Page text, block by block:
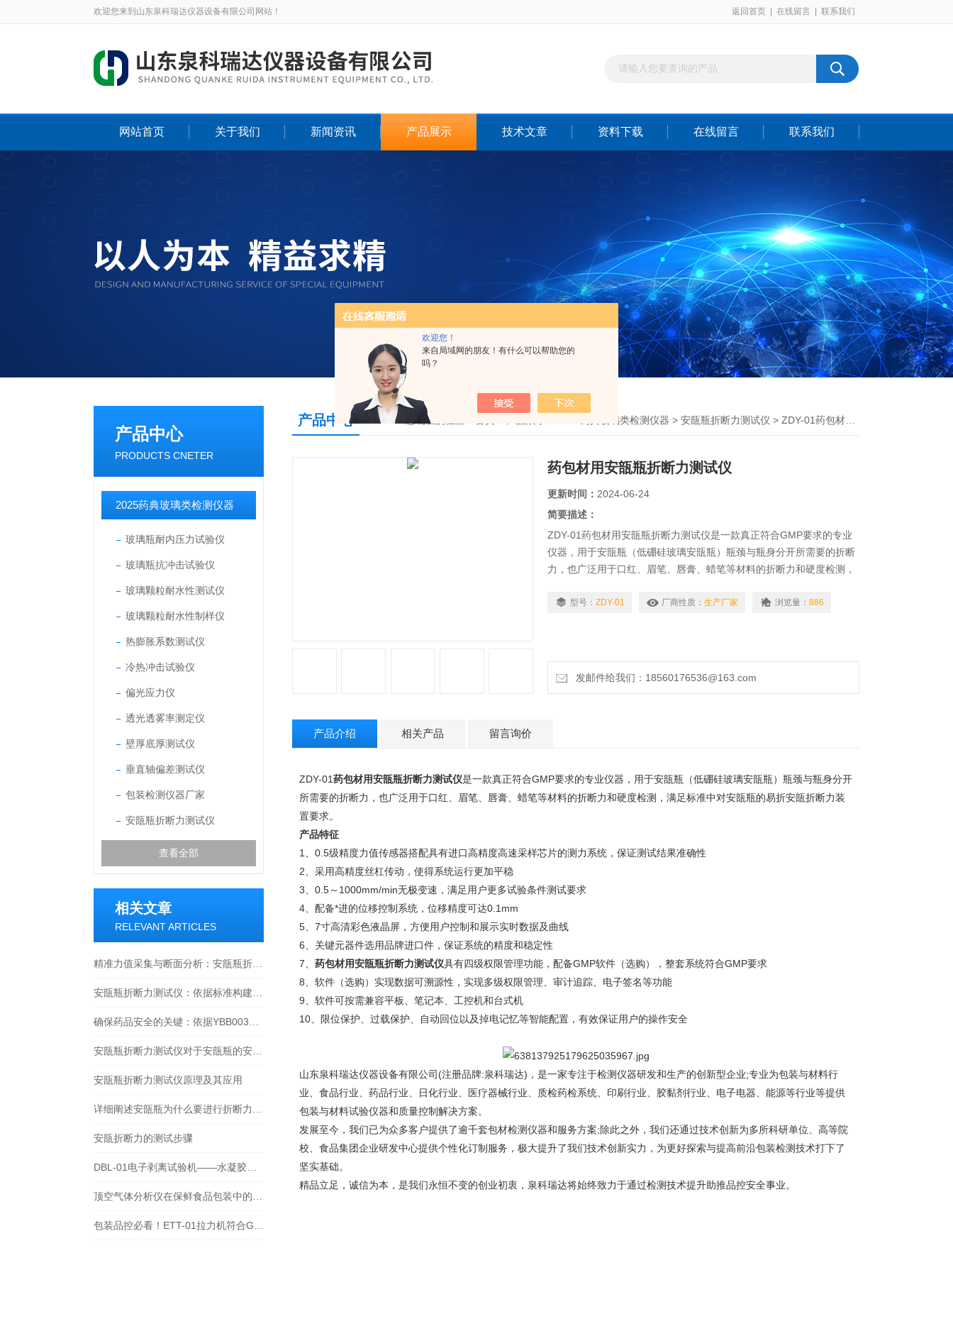
欢迎您！
来自局域网的朋友！有什么可以帮助您的
吗？
欢迎您来到山东泉科瑞达仪器设备有限公司网站！ 返回首页 在线留言 联系我们
网站首页 关于我们 新闻资讯 产品展示 技术文章 资料下载 在线留言 联系我们
产品中心
PRODUCTS CNETER
2025药典玻璃类检测仪器
玻璃瓶耐内压力试验仪
玻璃瓶抗冲击试验仪
玻璃颗粒耐水性测试仪
玻璃颗粒耐水性制样仪
热膨胀系数测试仪
冷热冲击试验仪
偏光应力仪
透光透雾率测定仪
壁厚底厚测试仪
垂直轴偏差测试仪
包装检测仪器厂家
安瓿瓶折断力测试仪
查看全部
相关文章
RELEVANT ARTICLES
安瓿瓶折断力测试仪原理及其应用
安瓿折断力的测试步骤
产品中心 您现在的位置： 2025药典玻璃类检测仪器 > 安瓿瓶折断力测试仪 > ZDY-01药包材用安瓿瓶折断力测试仪
药包材用安瓿瓶折断力测试仪
更新时间： 2024-06-24
简要描述：
ZDY-01药包材用安瓿瓶折断力测试仪是一款真正符合GMP要求的专业
仪器，用于安瓿瓶（低硼硅玻璃安瓿瓶）瓶颈与瓶身分开所需要的折断
力，也广泛用于口红、眉笔、唇膏、蜡笔等材料的折断力和硬度检测，
型号： ZDY-01 厂商性质： 生产厂家 浏览量： 886
发邮件给我们：18560176536@163.com
产品介绍 相关产品 留言询价
ZDY-01药包材用安瓿瓶折断力测试仪是一款真正符合GMP要求的专业仪器，用于安瓿瓶（低硼硅玻璃安瓿瓶）瓶颈与瓶身分开
所需要的折断力，也广泛用于口红、眉笔、唇膏、蜡笔等材料的折断力和硬度检测，满足标准中对安瓿瓶的易折安瓿折断力装
置要求。
产品特征
1、0.5级精度力值传感器搭配具有进口高精度高速采样芯片的测力系统，保证测试结果准确性
2、采用高精度丝杠传动，使得系统运行更加平稳
3、0.5～1000mm/min无极变速，满足用户更多试验条件测试要求
4、配备*进的位移控制系统，位移精度可达0.1mm
5、7寸高清彩色液晶屏，方便用户控制和展示实时数据及曲线
6、关键元器件选用品牌进口件，保证系统的精度和稳定性
7、 药包材用安瓿瓶折断力测试仪具有四级权限管理功能，配备GMP软件（选购），整套系统符合GMP要求
8、软件（选购）实现数据可溯源性，实现多级权限管理、审计追踪、电子签名等功能
9、软件可按需兼容平板、笔记本、工控机和台式机
10、限位保护、过载保护、自动回位以及掉电记忆等智能配置，有效保证用户的操作安全
山东泉科瑞达仪器设备有限公司(注册品牌:泉科瑞达)，是一家专注于检测仪器研发和生产的创新型企业;专业为包装与材料行
业、食品行业、药品行业、日化行业、医疗器械行业、质检药检系统、印刷行业、胶黏剂行业、电子电器、能源等行业等提供
包装与材料试验仪器和质量控制解决方案。
发展至今，我们已为众多客户提供了逾千套包材检测仪器和服务方案;除此之外，我们还通过技术创新为多所科研单位、高等院
校、食品集团企业研发中心提供个性化订制服务，极大提升了我们技术创新实力，为更好探索与提高前沿包装检测技术打下了
坚实基础。
精品立足，诚信为本，是我们永恒不变的创业初衷，泉科瑞达将始终致力于通过检测技术提升助推品控安全事业。